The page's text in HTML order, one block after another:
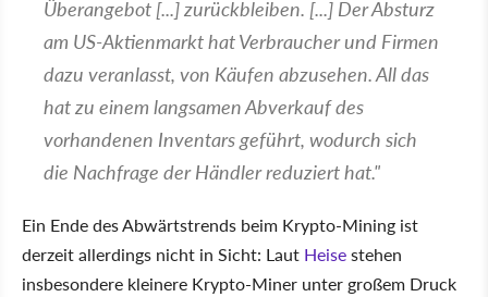
Überangebot [...] zurückbleiben. [...] Der Absturz
am US-Aktienmarkt hat Verbraucher und Firmen
dazu veranlasst, von Käufen abzusehen. All das
hat zu einem langsamen Abverkauf des
vorhandenen Inventars geführt, wodurch sich
die Nachfrage der Händler reduziert hat."
Ein Ende des Abwärtstrends beim Krypto-Mining ist
derzeit allerdings nicht in Sicht: Laut Heisestehen
insbesondere kleinere Krypto-Miner unter großem Druck